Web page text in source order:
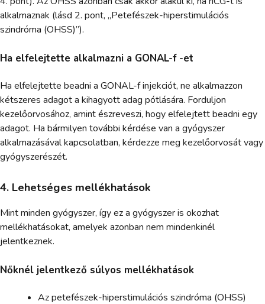
alkalmaznak (lásd 2. pont, „Petefészek-hiperstimulációs
szindróma (OHSS)”).
Ha elfelejtette alkalmazni a GONAL-f -et
Ha elfelejtette beadni a GONAL-f injekciót, ne alkalmazzon
kétszeres adagot a kihagyott adag pótlására. Forduljon
kezelőorvosához, amint észreveszi, hogy elfelejtett beadni egy
adagot. Ha bármilyen további kérdése van a gyógyszer
alkalmazásával kapcsolatban, kérdezze meg kezelőorvosát vagy
gyógyszerészét.
4. Lehetséges mellékhatások
Mint minden gyógyszer, így ez a gyógyszer is okozhat
mellékhatásokat, amelyek azonban nem mindenkinél
jelentkeznek.
Nőknél jelentkező súlyos mellékhatások
Az petefészek-hiperstimulációs szindróma (OHSS)